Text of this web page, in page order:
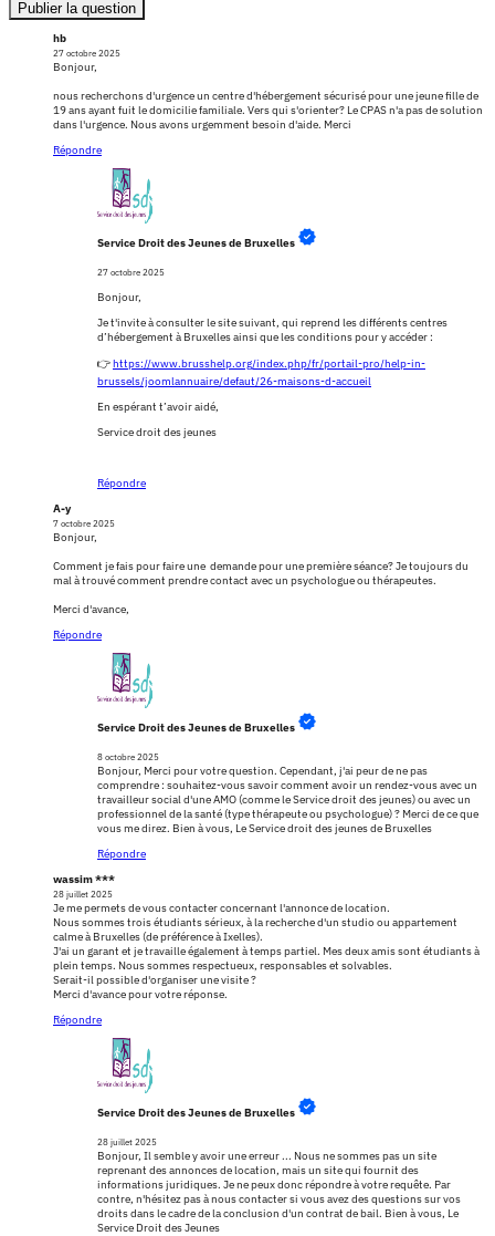
Publier la question
hb
27 octobre 2025
Bonjour,
nous recherchons d'urgence un centre d'hébergement sécurisé pour une jeune fille de
19 ans ayant fuit le domicilie familiale. Vers qui s'orienter? Le CPAS n'a pas de solution
dans l'urgence. Nous avons urgemment besoin d'aide. Merci
Répondre
Service Droit des Jeunes de Bruxelles
27 octobre 2025
Bonjour,
Je t'invite à consulter le site suivant, qui reprend les différents centres
d’hébergement à Bruxelles ainsi que les conditions pour y accéder :
👉https://www.brusshelp.org/index.php/fr/portail-pro/help-in-
brussels/joomlannuaire/defaut/26-maisons-d-accueil
En espérant t’avoir aidé,
Service droit des jeunes
Répondre
A-y
7 octobre 2025
Bonjour,
Comment je fais pour faire une demande pour une première séance? Je toujours du
mal à trouvé comment prendre contact avec un psychologue ou thérapeutes.
Merci d'avance,
Répondre
Service Droit des Jeunes de Bruxelles
8 octobre 2025
Bonjour, Merci pour votre question. Cependant, j'ai peur de ne pas
comprendre : souhaitez-vous savoir comment avoir un rendez-vous avec un
travailleur social d'une AMO (comme le Service droit des jeunes) ou avec un
professionnel de la santé (type thérapeute ou psychologue) ? Merci de ce que
vous me direz. Bien à vous, Le Service droit des jeunes de Bruxelles
Répondre
wassim ***
28 juillet 2025
Je me permets de vous contacter concernant l'annonce de location.
Nous sommes trois étudiants sérieux, à la recherche d'un studio ou appartement
calme à Bruxelles (de préférence à Ixelles).
J'ai un garant et je travaille également à temps partiel. Mes deux amis sont étudiants à
plein temps. Nous sommes respectueux, responsables et solvables.
Serait-il possible d'organiser une visite ?
Merci d'avance pour votre réponse.
Répondre
Service Droit des Jeunes de Bruxelles
28 juillet 2025
Bonjour, Il semble y avoir une erreur ... Nous ne sommes pas un site
reprenant des annonces de location, mais un site qui fournit des
informations juridiques. Je ne peux donc répondre à votre requête. Par
contre, n'hésitez pas à nous contacter si vous avez des questions sur vos
droits dans le cadre de la conclusion d'un contrat de bail. Bien à vous, Le
Service Droit des Jeunes